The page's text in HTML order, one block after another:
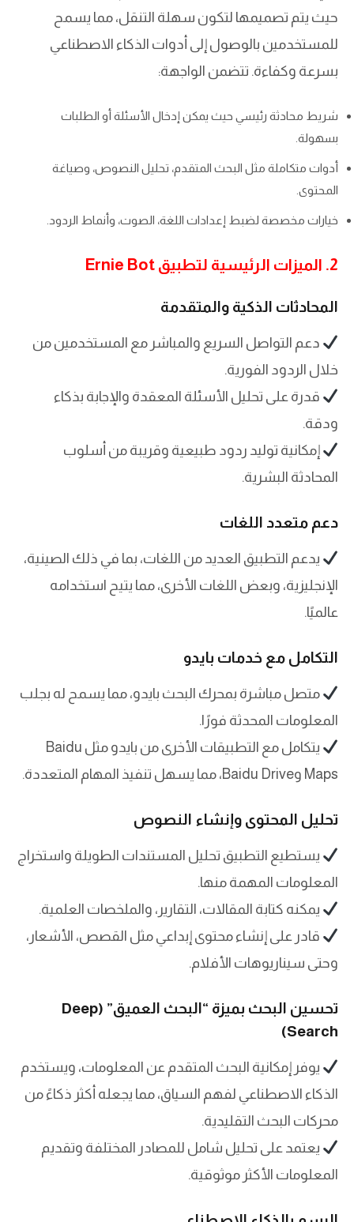
حيث يتم تصميمها لتكون سهلة التنقل، مما يسمح
للمستخدمين بالوصول إلى أدوات الذكاء الاصطناعي
بسرعة وكفاءة. تتضمن الواجهة:
شريط محادثة رئيسي حيث يمكن إدخال الأسئلة أو الطلبات
بسهولة.
أدوات متكاملة مثل البحث المتقدم، تحليل النصوص، وصياغة
المحتوى.
خيارات مخصصة لضبط إعدادات اللغة، الصوت، وأنماط الردود.
2. الميزات الرئيسية لتطبيق Ernie Bot
المحادثات الذكية والمتقدمة
دعم التواصل السريع والمباشر مع المستخدمين من
خلال الردود الفورية.
قدرة على تحليل الأسئلة المعقدة والإجابة بذكاء
ودقة.
إمكانية توليد ردود طبيعية وقريبة من أسلوب
المحادثة البشرية.
دعم متعدد اللغات
يدعم التطبيق العديد من اللغات، بما في ذلك الصينية،
الإنجليزية، وبعض اللغات الأخرى، مما يتيح استخدامه
عالميًا.
التكامل مع خدمات بايدو
متصل مباشرة بمحرك البحث بايدو، مما يسمح له بجلب
المعلومات المحدثة فورًا.
يتكامل مع التطبيقات الأخرى من بايدو مثل Baidu
Maps وBaidu Drive، مما يسهل تنفيذ المهام المتعددة.
تحليل المحتوى وإنشاء النصوص
يستطيع التطبيق تحليل المستندات الطويلة واستخراج
المعلومات المهمة منها.
يمكنه كتابة المقالات، التقارير، والملخصات العلمية.
قادر على إنشاء محتوى إبداعي مثل القصص، الأشعار،
وحتى سيناريوهات الأفلام.
تحسين البحث بميزة “البحث العميق” (Deep
Search)
يوفر إمكانية البحث المتقدم عن المعلومات، ويستخدم
الذكاء الاصطناعي لفهم السياق، مما يجعله أكثر ذكاءً من
محركات البحث التقليدية.
يعتمد على تحليل شامل للمصادر المختلفة وتقديم
المعلومات الأكثر موثوقية.